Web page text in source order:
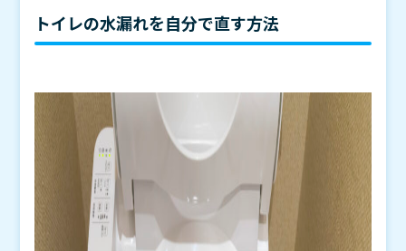
トイレの水漏れを自分で直す方法